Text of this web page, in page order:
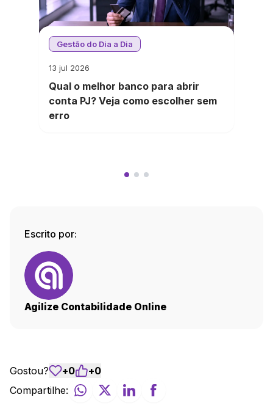
Gestão do Dia a Dia
13 jul 2026
Qual o melhor banco para abrir
conta PJ? Veja como escolher sem
erro
Escrito por:
Agilize Contabilidade Online
Gostou? +0 +0
Compartilhe: